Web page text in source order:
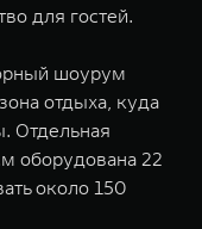
Эстетика
от 5 699
для гостей.
шоурум
отдыха, куда
Отдельная
оборудована 22
около 150